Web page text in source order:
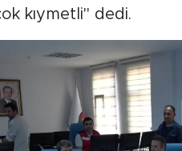
kıymetli" dedi.